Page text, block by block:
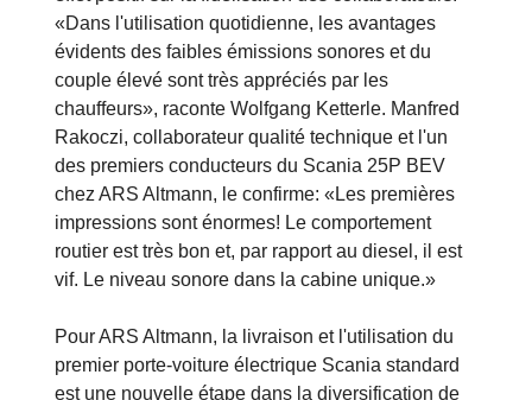
électrique un signe positif pour les conducteurs.
L'engagement en faveur du transport durable a un
effet positif sur la fidélisation des collaborateurs.
«Dans l'utilisation quotidienne, les avantages
évidents des faibles émissions sonores et du
couple élevé sont très appréciés par les
chauffeurs», raconte Wolfgang Ketterle. Manfred
Rakoczi, collaborateur qualité technique et l'un
des premiers conducteurs du Scania 25P BEV
chez ARS Altmann, le confirme: «Les premières
routier est très bon et, par rapport au diesel, il est
vif. Le niveau sonore dans la cabine unique.»